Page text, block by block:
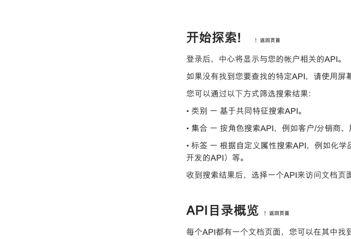
开始探索！ ↑ 返回页首
登录后，中心将显示与您的帐户相关的API。
如果没有找到您要查找的特定API，请使用屏
您可以通过以下方式筛选搜索结果：
• 类别 一 基于共同特征搜索API。
• 集合 一 按角色搜索API，例如客户/分销商
• 标签 一 根据自定义属性搜索API，例如化
开发的API）等。
收到搜索结果后，选择一个API来访问文档页
API目录概览 ↑ 返回页首
每个API都有一个文档页面，您可以在其中找